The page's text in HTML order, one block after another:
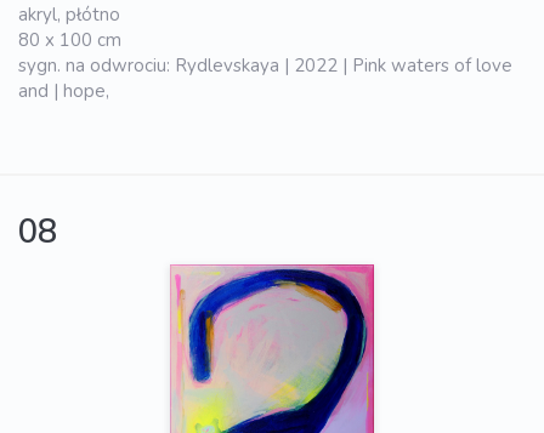
akryl, płótno
80 x 100 cm
sygn. na odwrociu: Rydlevskaya | 2022 | Pink waters of love
and | hope,
08